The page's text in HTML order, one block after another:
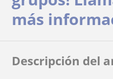
más
Descripción del